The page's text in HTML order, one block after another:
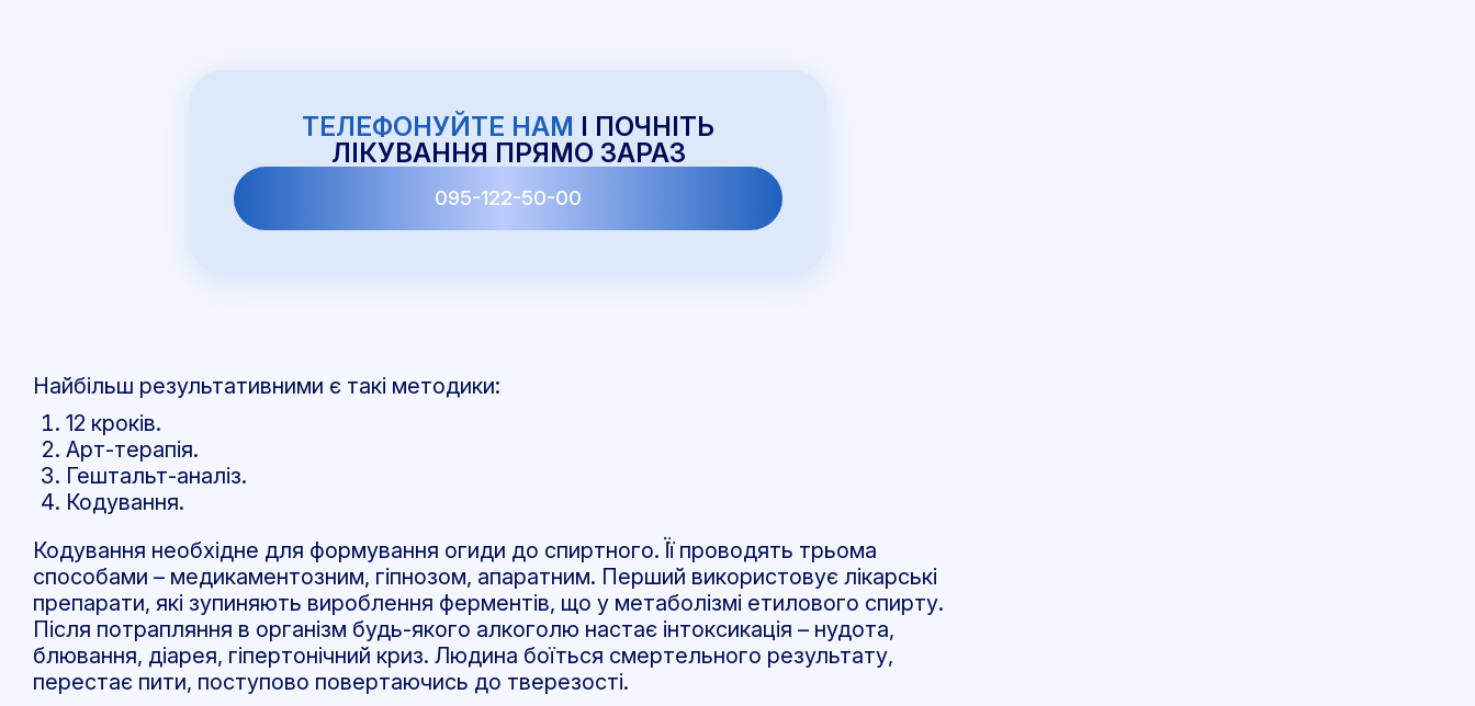
ТЕЛЕФОНУЙТЕ НАМ І ПОЧНІТЬ
ЛІКУВАННЯ ПРЯМО ЗАРАЗ
095-122-50-00
Найбільш результативними є такі методики:
12 кроків.
Арт-терапія.
Гештальт-аналіз.
Кодування.
Кодування необхідне для формування огиди до спиртного. Її проводять трьома
способами – медикаментозним, гіпнозом, апаратним. Перший використовує лікарські
препарати, які зупиняють вироблення ферментів, що у метаболізмі етилового спирту.
Після потрапляння в організм будь-якого алкоголю настає інтоксикація – нудота,
блювання, діарея, гіпертонічний криз. Людина боїться смертельного результату,
перестає пити, поступово повертаючись до тверезості.